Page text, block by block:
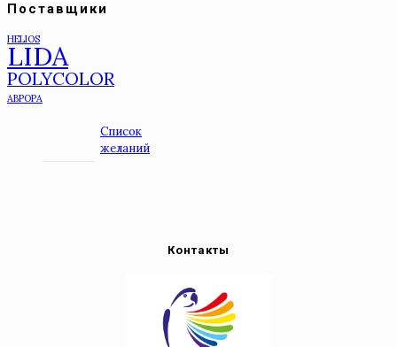
Поставщики
HELIOS
LIDA
POLYCOLOR
АВРОРА
Список
желаний
Контакты